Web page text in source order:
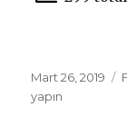
Yayın
tarihi
Mart 26, 2019
yapın